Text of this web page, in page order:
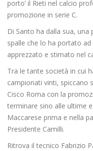
porto’ il Rieti nel calcio
promozione in serie C.
Di Santo ha dalla sua, una
spalle che lo ha portato
apprezzato e stimato nel
Tra le tante società in cui
campionati vinti, spiccano
Cisco Roma con la
terminare sino alle ultime
Maccarese prima e nella
Presidente Camilli.
Ritrova il tecnico Fabrizio